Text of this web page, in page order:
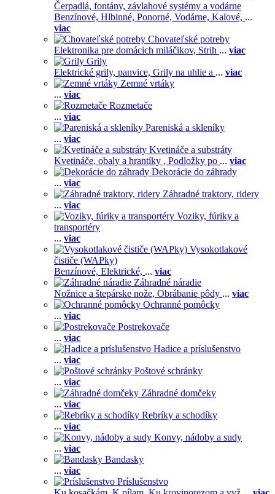
Čerpadlá, fontány, závlahové systémy a vodárne
Benzínové, Hlbinné, Ponorné, Vodárne, Kalové, ...
viac
Chovateľské potreby
Elektronika pre domácich miláčikov, Strih ... viac
Grily
Elektrické grily, panvice, Grily na uhlie a ... viac
Zemné vrtáky
... viac
Rozmetače
... viac
Pareniská a skleníky
... viac
Kvetináče a substráty
Kvetináče, obaly a hrantíky , Podložky po ... viac
Dekorácie do záhrady
... viac
Záhradné traktory, ridery
... viac
Voziky, fúriky a
transportéry
... viac
Vysokotlakové
čističe (WAPky)
Benzínové, Elektrické, ... viac
Záhradné náradie
Nožnice a štepárske nože, Obrábanie pôdy ... viac
Ochranné pomôcky
... viac
Postrekovače
... viac
Hadice a príslušenstvo
... viac
Poštové schránky
... viac
Záhradné domčeky
... viac
Rebríky a schodíky
... viac
Konvy, nádoby a sudy
... viac
Bandasky
... viac
Príslušenstvo